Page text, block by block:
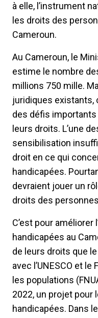
à elle, l’instrument
les droits des
Cameroun.
Au Cameroun, le
estime le nombre
millions 750 mille.
juridiques
des défis
leurs droits. L’une
sensibilisation
droit en ce qui
handicapées.
devraient jouer un
droits des
C’est pour
handicapées au
de leurs droits que
avec l’UNESCO et
les populations
2022, un projet pour
handicapées. Dans